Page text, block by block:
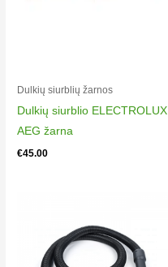
Dulkių siurblių žarnos
Dulkių siurblio ELECTROLUX
AEG žarna
€45.00